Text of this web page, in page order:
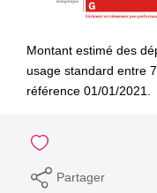
Montant estimé des
usage standard entre
référence 01/01/2021.
Partager